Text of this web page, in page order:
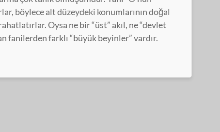
böylece alt düzeydeki konumlarının doğal
Oysa ne bir “üst” akıl, ne “devlet
fanilerden farklı “büyük beyinler” vardır.